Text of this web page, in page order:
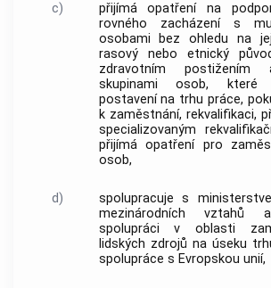
c)
přijímá opatření na
rovného zacházení s
osobami bez ohledu na
rasový nebo etnický
zdravotním
skupinami osob, které
postavení na trhu práce,
k zaměstnání, rekvalifikaci,
specializovaným
přijímá opatření pro
osob,
d)
spolupracuje s
mezinárodních vztahů
spolupráci v oblasti
lidských zdrojů na úseku
spolupráce s Evropskou unií,